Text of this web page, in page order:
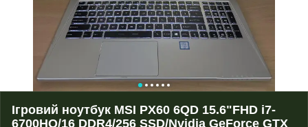
Ігровий ноутбук MSI PX60 6QD 15.6"FHD i7-
6700HQ/16 DDR4/256 SSD/Nvidia GeForce GTX